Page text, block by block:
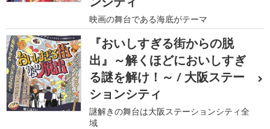
映画の舞台である海底がテーマ
『おいしすぎる街からの脱
出』～解くほどにおいしすぎ
る謎を解け！～ / 大阪ステー
ションシティ
謎解きの舞台は大阪ステーションシティ全
域